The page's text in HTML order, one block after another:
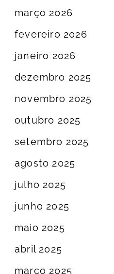
março 2026
fevereiro 2026
janeiro 2026
dezembro 2025
novembro 2025
outubro 2025
setembro 2025
agosto 2025
julho 2025
junho 2025
maio 2025
abril 2025
março 2025